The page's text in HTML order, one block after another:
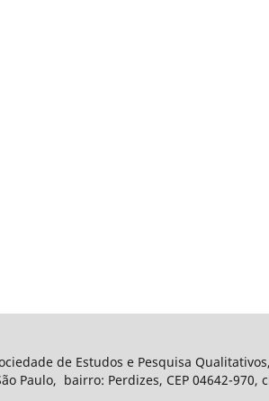
de Estudos e Pesquisa
bairro: Perdizes, CEP 04642-970,